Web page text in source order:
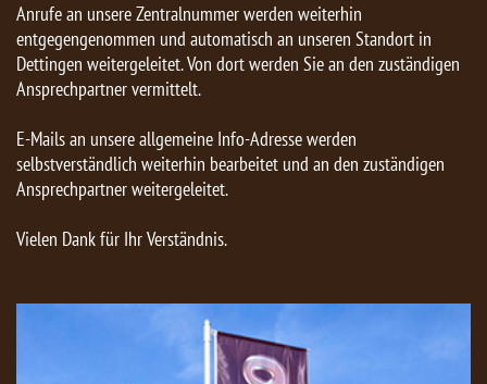
Anrufe an unsere Zentralnummer werden weiterhin
entgegengenommen und automatisch an unseren Standort in
Dettingen weitergeleitet. Von dort werden Sie an den zuständigen
Ansprechpartner vermittelt.
E-Mails an unsere allgemeine Info-Adresse werden
selbstverständlich weiterhin bearbeitet und an den zuständigen
Ansprechpartner weitergeleitet.
Vielen Dank für Ihr Verständnis.